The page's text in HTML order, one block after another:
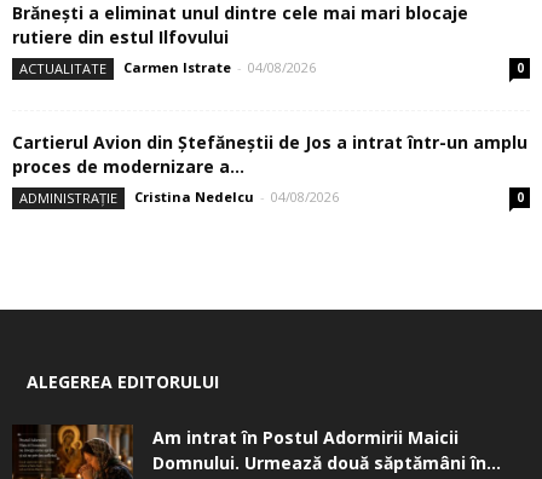
Brănești a eliminat unul dintre cele mai mari blocaje
rutiere din estul Ilfovului
ACTUALITATE Carmen Istrate - 04/08/2026 0
Cartierul Avion din Ştefăneştii de Jos a intrat într-un amplu
proces de modernizare a...
ADMINISTRAȚIE Cristina Nedelcu - 04/08/2026 0
ALEGEREA EDITORULUI
Am intrat în Postul Adormirii Maicii
Domnului. Urmează două săptămâni în...